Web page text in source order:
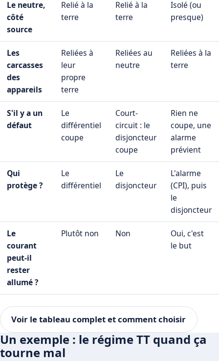
Le neutre,
côté
source
Relié à la
terre
Relié à la
terre
Isolé (ou
presque)
Les
carcasses
des
appareils
Reliées à
leur
propre
terre
Reliées au
neutre
Reliées à la
terre
S'il y a un
défaut
Le
différentiel
coupe
Court-
circuit : le
disjoncteur
coupe
Rien ne
coupe, une
alarme
prévient
Qui
protège ?
Le
différentiel
Le
disjoncteur
L'alarme
(CPI), puis
le
disjoncteur
Le
courant
peut-il
rester
allumé ?
Plutôt non Non
Oui, c'est
le but
Voir le tableau complet et comment choisir
Un exemple : le régime TT quand ça
tourne mal